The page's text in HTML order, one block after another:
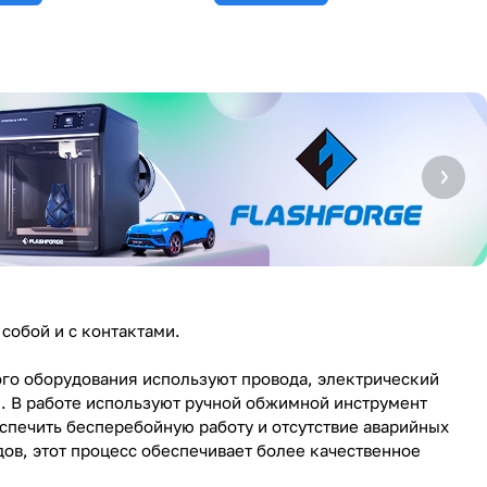
и с контактами.
оборудования используют провода, электрический
работе используют ручной обжимной инструмент
бесперебойную работу и отсутствие аварийных
этот процесс обеспечивает более качественное